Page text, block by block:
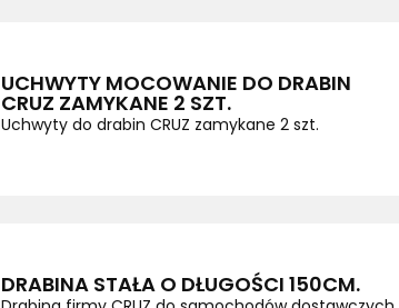
UCHWYTY MOCOWANIE DO DRABIN
CRUZ ZAMYKANE 2 SZT.
Uchwyty do drabin CRUZ zamykane 2 szt.
DRABINA STAŁA O DŁUGOŚCI 150CM.